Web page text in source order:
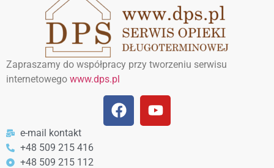
Zapraszamy do współpracy przy tworzeniu serwisu
internetowego www.dps.pl
e-mail kontakt
+48 509 215 416
+48 509 215 112